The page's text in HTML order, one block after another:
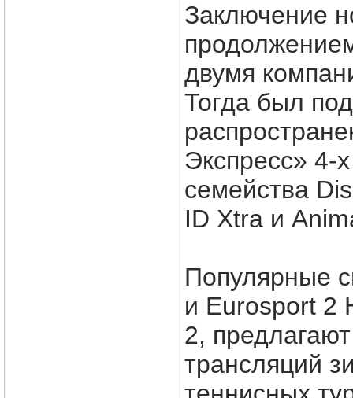
Заключение
двумя
Тогда был
Экспресс» 4-
семейства
ID Xtra и
Популярные
и Eurosport 2
2,
трансляций